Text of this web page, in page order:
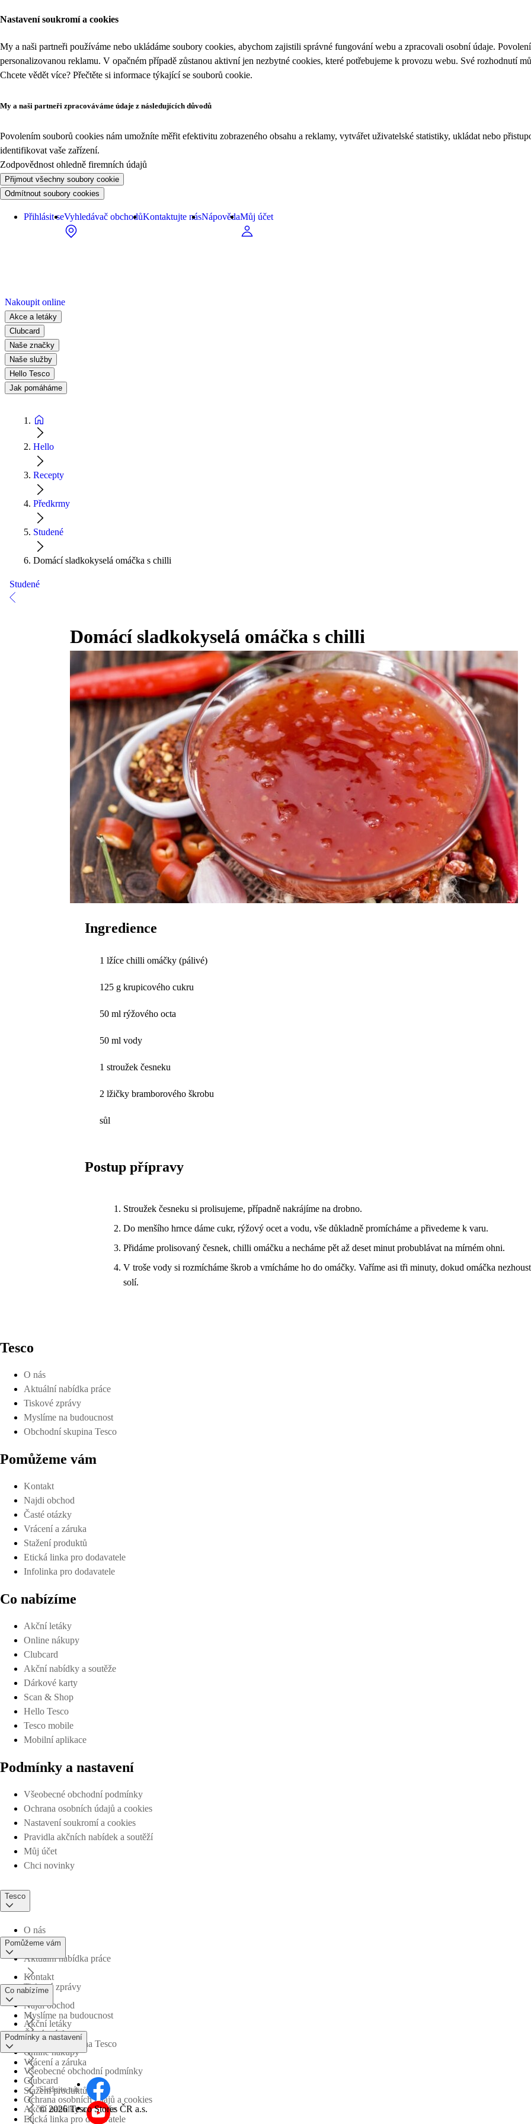
Nastavení soukromí a cookies
My a naši partneři používáme nebo ukládáme soubory cookies, abychom zajistili správné fungování webu a zpracovali osobní údaje.
personalizovanou reklamu. V opačném případě zůstanou aktivní jen nezbytné cookies, které potřebujeme k provozu webu. Své rozhodnutí
Chcete vědět více? Přečtěte si informace týkající se souborů cookie.
My a naši partneři zpracováváme údaje z následujících důvodů
Povolením souborů cookies nám umožníte měřit efektivitu zobrazeného obsahu a reklamy, vytvářet uživatelské statistiky, ukládat nebo
identifikovat vaše zařízení.
Zodpovědnost ohledně firemních údajů
Přijmout všechny soubory cookie
Odmítnout soubory cookies
Přihlásit seVyhledávač obchodůKontaktujte násNápovědaMůj účet
Nakoupit online
Akce a letáky
Clubcard
Naše značky
Naše služby
Hello Tesco
Jak pomáháme
Hello
Recepty
Předkrmy
Studené
Domácí sladkokyselá omáčka s chilli
Studené
Domácí sladkokyselá omáčka s chilli
Ingredience
1 lžíce chilli omáčky (pálivé)
125 g krupicového cukru
50 ml rýžového octa
50 ml vody
1 stroužek česneku
2 lžičky bramborového škrobu
sůl
Postup přípravy
Stroužek česneku si prolisujeme, případně nakrájíme na drobno.
Do menšího hrnce dáme cukr, rýžový ocet a vodu, vše důkladně promícháme a přivedeme k varu.
Přidáme prolisovaný česnek, chilli omáčku a necháme pět až deset minut probublávat na mírném ohni.
V troše vody si rozmícháme škrob a vmícháme ho do omáčky. Vaříme asi tři minuty, dokud omáčka
solí.
Tesco
O nás
Aktuální nabídka práce
Tiskové zprávy
Myslíme na budoucnost
Obchodní skupina Tesco
Pomůžeme vám
Kontakt
Najdi obchod
Časté otázky
Vrácení a záruka
Stažení produktů
Etická linka pro dodavatele
Infolinka pro dodavatele
Co nabízíme
Akční letáky
Online nákupy
Clubcard
Akční nabídky a soutěže
Dárkové karty
Scan & Shop
Hello Tesco
Tesco mobile
Mobilní aplikace
Podmínky a nastavení
Všeobecné obchodní podmínky
Ochrana osobních údajů a cookies
Nastavení soukromí a cookies
Pravidla akčních nabídek a soutěží
Můj účet
Chci novinky
Tesco
O nás
Aktuální nabídka práce
Tiskové zprávy
Myslíme na budoucnost
Obchodní skupina Tesco
Pomůžeme vám
Kontakt
Najdi obchod
Časté otázky
Vrácení a záruka
Stažení produktů
Etická linka pro dodavatele
Co nabízíme
Akční letáky
Online nákupy
Clubcard
Akční nabídky a soutěže
Podmínky a nastavení
Všeobecné obchodní podmínky
Ochrana osobních údajů a cookies
Sledujte nás
© 2026 Tesco Stores ČR a.s.